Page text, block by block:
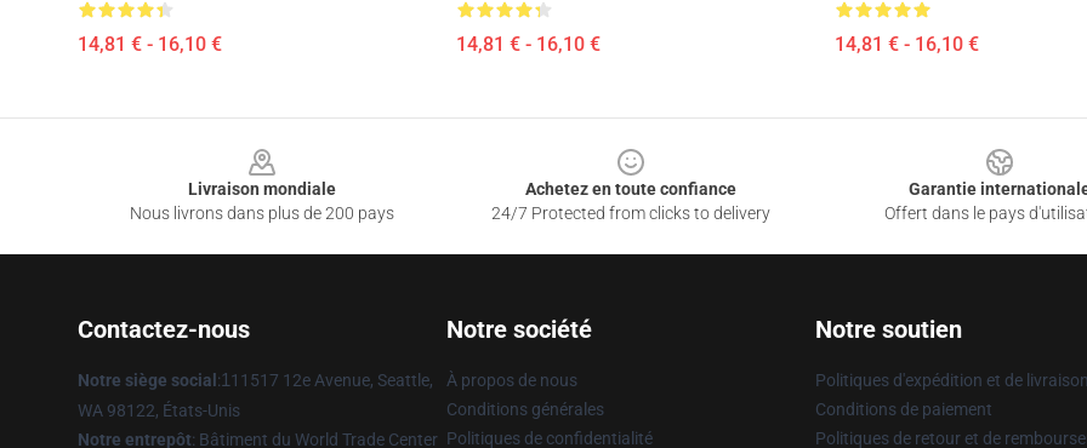
14,81 € - 16,10 € 14,81 € - 16,10 € 14,81 € - 16,10 €
Livraison mondiale
Nous livrons dans plus de 200 pays
Achetez en toute confiance
24/7 Protected from clicks to delivery
Garantie
Offert dans le pays
Contactez-nous
Notre siège social :1 11517 12e Avenue, Seattle,
WA 98122, États-Unis
Notre entrepôt: Bâtiment du World Trade Center
Notre société
À propos de nous
Conditions générales
Politiques de confidentialité
Notre soutien
Politiques d'expédition et de livraison
Conditions de paiement
Politiques de retour et de